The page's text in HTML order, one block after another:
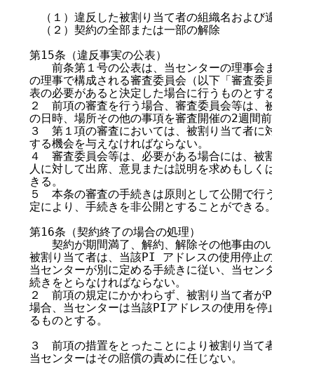
（１）違反した被割り当て者の組織名および違反事項
（２）契約の全部または一部の解除
第15条（違反事実の公表）
前条第１号の公表は、当センターの理事会または理
の理事で構成される審査委員会（以下「審査委員会等
表の必要があると決定した場合に行うものとする。
２　前項の審査を行う場合、審査委員会等は、被割り
の日時、場所その他の事項を審査開催の2週間前までに
３　第１項の審査においては、被割り当て者に対し、
する機会を与えなければならない。
４　審査委員会等は、必要がある場合には、被割り当
人に対して出席、意見または説明を求めもしくは資料
きる。
５　本条の審査の手続きは原則として公開で行う。た
定により、手続きを非公開とすることができる。
第16条（契約終了の場合の処理）
契約が期間満了、解約、解除その他事由のいかんを
被割り当て者は、当該PI アドレスの使用停止のために
当センターが別に定める手続きに従い、当センターに
続きをとらなければならない。
２　前項の規定にかかわらず、被割り当て者がPIアド
場合、当センターは当該PIアドレスの使用を停止させ
るものとする。
３　前項の措置をとったことにより被割り当て者に発
当センターはその賠償の責めに任じない。